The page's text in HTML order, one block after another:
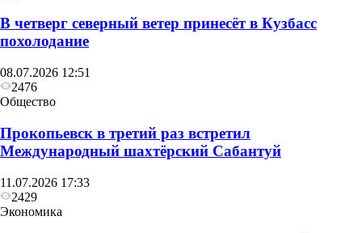
В четверг северный ветер принесёт в Кузбасс
похолодание
08.07.2026 12:51
2476
Общество
Прокопьевск в третий раз встретил
Международный шахтёрский Сабантуй
11.07.2026 17:33
2429
Экономика